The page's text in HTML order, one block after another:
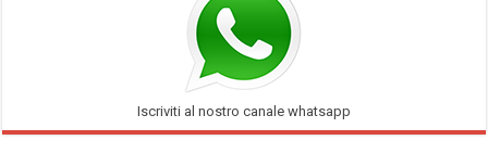
Iscriviti al nostro canale whatsapp